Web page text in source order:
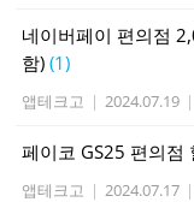
네이버페이 편의점
함)(1)
앱테크고 | 2024.07.19 |
페이코 GS25 편의점
앱테크고 | 2024.07.17 |